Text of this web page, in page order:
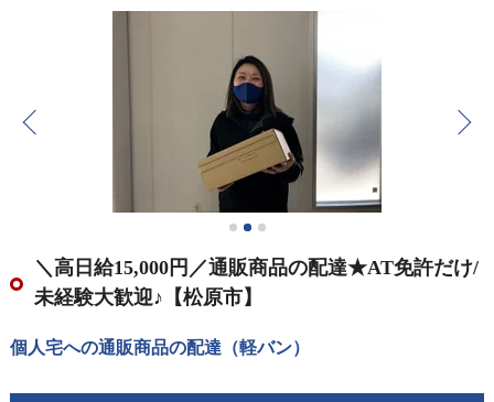
＼高日給15,000円／通販商品の配達★AT免許だけ/
未経験大歓迎♪【松原市】
個人宅への通販商品の配達（軽バン）